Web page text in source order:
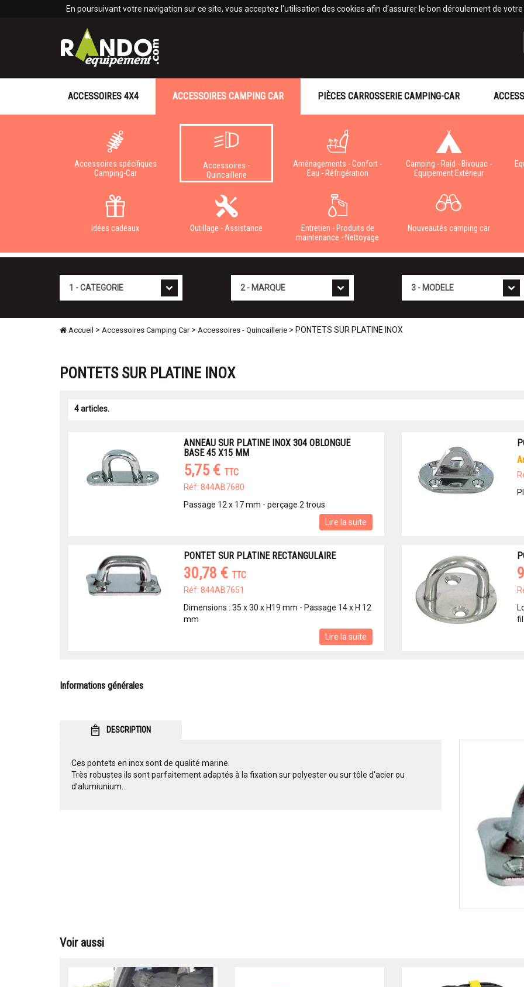
En poursuivant votre navigation sur ce site, vous acceptez l'utilisation des cookies afin d'assurer le bon déroulement de
ACCESSOIRES 4X4 ACCESSOIRES CAMPING CAR
Accessoires spécifiques
Camping-Car
Accessoires -
Quincaillerie
Aménagements - Confort -
Eau - Réfrigération
Camping - Raid - Bivouac -
Equipement Extérieur
Idées cadeaux Outillage - Assistance
Entretien - Produits de
maintenance - Nettoyage
Nouveautés camping car
PIÈCES CARROSSERIE CAMPING-CAR
Accueil > Accessoires Camping Car> Accessoires - Quincaillerie > PONTETS SUR PLATINE INOX
PONTETS SUR PLATINE INOX
4 articles.
ANNEAU SUR PLATINE INOX 304 OBLONGUE
BASE 45 X15 MM
5,75 € TTC
Réf: 844AB7680
Passage 12 x 17 mm - perçage 2 trous
Lire la suite
PONTET SUR PLATINE RECTANGULAIRE
30,78 € TTC
Réf: 844AB7651
Dimensions : 35 x 30 x H19 mm - Passage 14 x H 12
mm
Lire la suite
Informations générales
DESCRIPTION
Ces pontets en inox sont de qualité marine.
Très robustes ils sont parfaitement adaptés à la fixation sur polyester ou sur tôle d'acier ou
d'alumiunium.
Voir aussi
Panneau de gestion des cookies